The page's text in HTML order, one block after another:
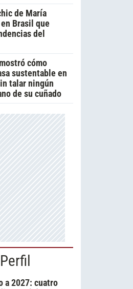
de María
Brasil que
del
cómo
sustentable en
talar ningún
de su cuñado
a 2027: cuatro